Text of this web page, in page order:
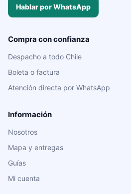
Hablar por WhatsApp
Compra con confianza
Despacho a todo Chile
Boleta o factura
Atención directa por WhatsApp
Información
Nosotros
Mapa y entregas
Guías
Mi cuenta